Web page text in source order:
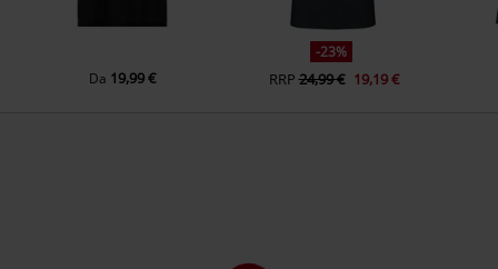
Da 19,99 €
-23%
RRP24,99 € 19,19 €